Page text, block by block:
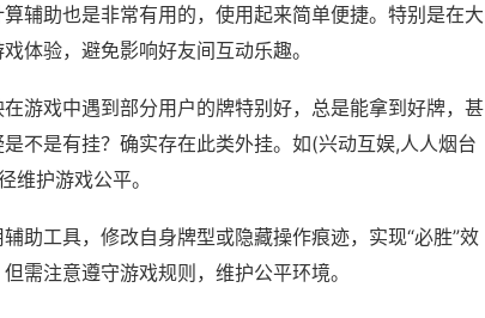
辅助也是非常有用的，使用起来简单便捷。特别是在大
体验，避免影响好友间互动乐趣。
游戏中遇到部分用户的牌特别好，总是能拿到好牌，甚
不是有挂？确实存在此类外挂。如(兴动互娱,人人烟台
维护游戏公平。
助工具，修改自身牌型或隐藏操作痕迹，实现“必胜”效
需注意遵守游戏规则，维护公平环境。